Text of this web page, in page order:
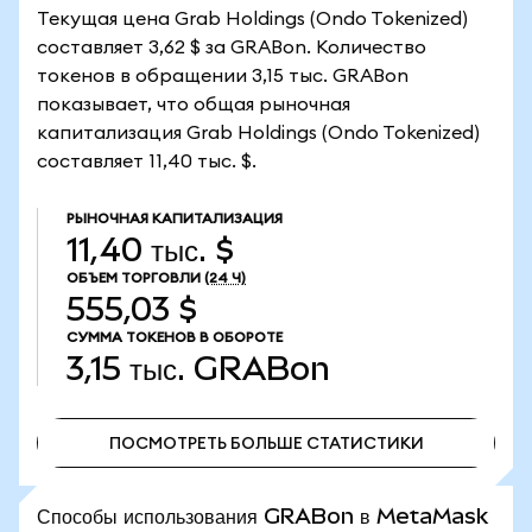
Текущая цена Grab Holdings (Ondo Tokenized)
составляет 3,62 $ за GRABon. Количество
токенов в обращении 3,15 тыс. GRABon
показывает, что общая рыночная
капитализация Grab Holdings (Ondo Tokenized)
составляет 11,40 тыс. $.
РЫНОЧНАЯ КАПИТАЛИЗАЦИЯ
11,40 тыс. $
ОБЪЕМ ТОРГОВЛИ (24 Ч)
555,03 $
СУММА ТОКЕНОВ В ОБОРОТЕ
3,15 тыс. GRABon
ПОСМОТРЕТЬ БОЛЬШЕ СТАТИСТИКИ
Способы использования GRABon в MetaMask